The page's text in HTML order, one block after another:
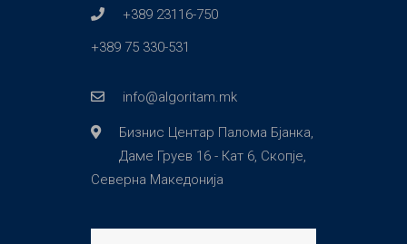
+389 23116-750
+389 75 330-531
info@algoritam.mk
Бизнис Центар Палома Бјанка,
Даме Груев 16 - Кат 6, Скопје,
Северна Македонија